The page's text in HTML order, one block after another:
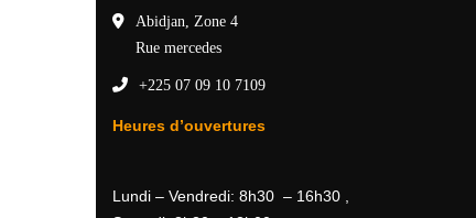
Abidjan, Zone 4
Rue mercedes
+225 07 09 10 7109
Heures d’ouvertures
Lundi – Vendredi: 8h30 – 16h30 ,